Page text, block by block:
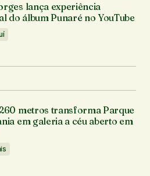
lança experiência
do álbum Punaré no YouTube
metros transforma Parque
em galeria a céu aberto em